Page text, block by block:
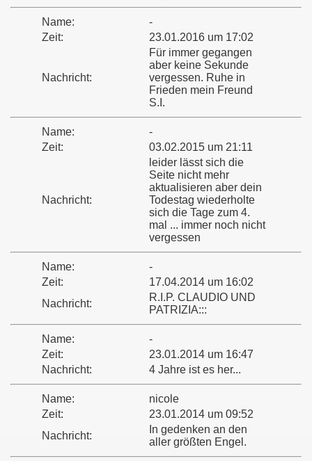
Name:
-
Zeit:
23.01.2016 um 17:02
Nachricht:
Für immer gegangen
aber keine Sekunde
vergessen. Ruhe in
Frieden mein Freund
S.I.
Name:
-
Zeit:
03.02.2015 um 21:11
Nachricht:
leider lässt sich die
Seite nicht mehr
aktualisieren aber dein
Todestag wiederholte
sich die Tage zum 4.
mal ... immer noch nicht
vergessen
Name:
-
Zeit:
17.04.2014 um 16:02
Nachricht:
R.I.P. CLAUDIO UND
PATRIZIA:::
Name:
-
Zeit:
23.01.2014 um 16:47
Nachricht:
4 Jahre ist es her...
Name:
nicole
Zeit:
23.01.2014 um 09:52
Nachricht:
In gedenken an den
aller größten Engel.